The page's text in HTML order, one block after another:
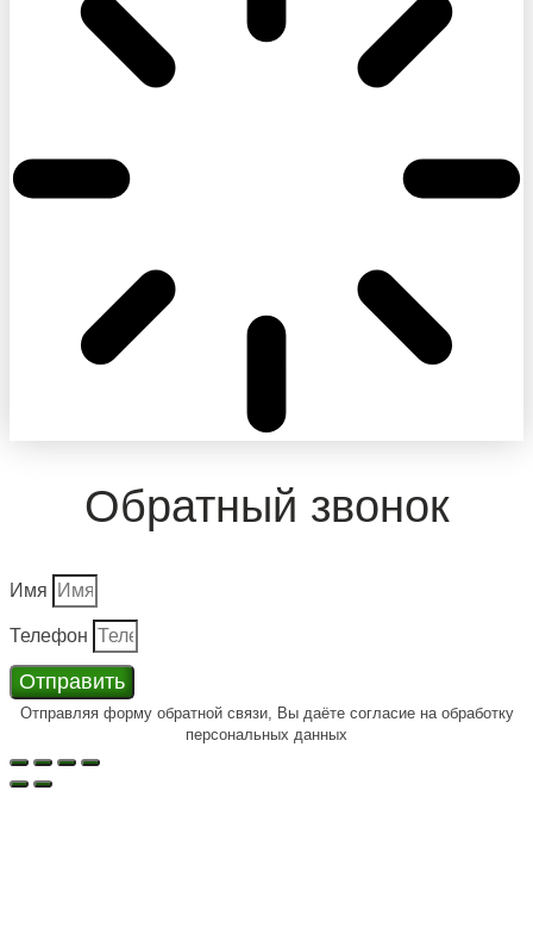
Обратный звонок
Имя
Телефон
Отправить
Отправляя форму обратной связи, Вы даёте согласие на обработку
персональных данных